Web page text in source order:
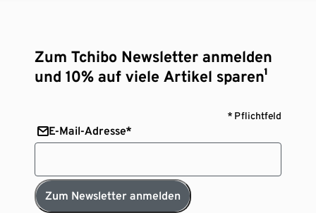
Zum Tchibo Newsletter anmelden
und 10% auf viele Artikel sparen¹
* Pflichtfeld
E-Mail-Adresse*
Zum Newsletter anmelden